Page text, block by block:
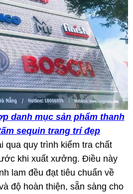
danh mục sản phẩm thanh
sequin trang trí đẹp
qua quy trình kiểm tra chất
khi xuất xưởng. Điều này
lam đều đạt tiêu chuẩn về
độ hoàn thiện, sẵn sàng cho